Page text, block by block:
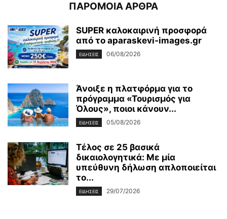
ΠΑΡΟΜΟΙΑ ΑΡΘΡΑ
SUPER καλοκαιρινή προσφορά
από το aparaskevi-images.gr
ΕΙΔΗΣΕΙΣ 06/08/2026
Άνοιξε η πλατφόρμα για το
πρόγραμμα «Τουρισμός για
Όλους», ποιοι κάνουν...
ΕΙΔΗΣΕΙΣ 05/08/2026
Τέλος σε 25 βασικά
δικαιολογητικά: Με μία
υπεύθυνη δήλωση απλοποιείται
το...
ΕΙΔΗΣΕΙΣ 29/07/2026